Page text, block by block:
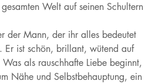
Welt auf seinen Schultern
der Mann, der ihr alles bedeutet
Er ist schön, brillant, wütend auf
als rauschhafte Liebe beginnt,
Nähe und Selbstbehauptung, ein